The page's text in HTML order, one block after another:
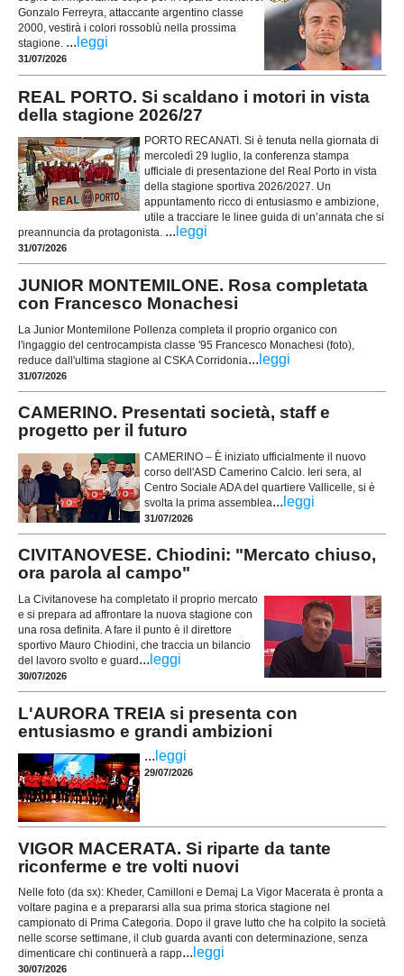
Gonzalo Ferreyra, attaccante argentino classe
2000, vestirà i colori rossoblù nella prossima
stagione. ... leggi
31/07/2026
REAL PORTO. Si scaldano i motori in vista
della stagione 2026/27
PORTO RECANATI. Si è tenuta nella giornata di
mercoledì 29 luglio, la conferenza stampa
ufficiale di presentazione del Real Porto in vista
della stagione sportiva 2026/2027. Un
appuntamento ricco di entusiasmo e ambizione,
utile a tracciare le linee guida di un’annata che si
preannuncia da protagonista. ... leggi
31/07/2026
JUNIOR MONTEMILONE. Rosa completata
con Francesco Monachesi
La Junior Montemilone Pollenza completa il proprio organico con
l'ingaggio del centrocampista classe '95 Francesco Monachesi (foto),
reduce dall'ultima stagione al CSKA Corridonia... leggi
31/07/2026
CAMERINO. Presentati società, staff e
progetto per il futuro
CAMERINO – È iniziato ufficialmente il nuovo
corso dell'ASD Camerino Calcio. Ieri sera, al
Centro Sociale ADA del quartiere Vallicelle, si è
svolta la prima assemblea... leggi
31/07/2026
CIVITANOVESE. Chiodini: "Mercato chiuso,
ora parola al campo"
La Civitanovese ha completato il proprio mercato
e si prepara ad affrontare la nuova stagione con
una rosa definita. A fare il punto è il direttore
sportivo Mauro Chiodini, che traccia un bilancio
del lavoro svolto e guard... leggi
30/07/2026
L'AURORA TREIA si presenta con
entusiasmo e grandi ambizioni
... leggi
29/07/2026
VIGOR MACERATA. Si riparte da tante
riconferme e tre volti nuovi
Nelle foto (da sx): Kheder, Camilloni e Demaj La Vigor Macerata è pronta a
voltare pagina e a prepararsi alla sua prima storica stagione nel
campionato di Prima Categoria. Dopo il grave lutto che ha colpito la società
nelle scorse settimane, il club guarda avanti con determinazione, senza
dimenticare chi continuerà a rapp... leggi
30/07/2026